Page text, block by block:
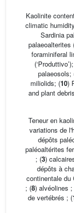
Kaolinite
climatic
Sardinia
palaeoalterites
foraminiferal
palaeosols;
miliolids; (10)
and plant
Teneur en
variations de
dépôts
paléoaltérites
; (3)
dépôts à
continentale du
; (8) alvéolines ;
de vertébrés ; (